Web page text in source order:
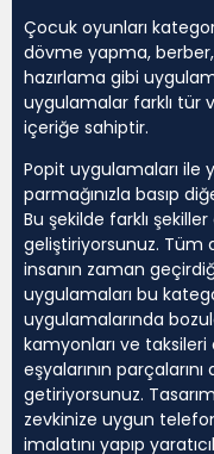
Çocuk oyunları
dövme yapma,
hazırlama gibi
uygulamalar farklı tür
içeriğe sahiptir.
Popit uygulamaları ile
parmağınızla basıp
Bu şekilde farklı
geliştiriyorsunuz. Tüm
insanın zaman
uygulamaları bu
uygulamalarında
kamyonları ve taksileri
eşyalarının
getiriyorsunuz.
zevkinize uygun
imalatını yapıp